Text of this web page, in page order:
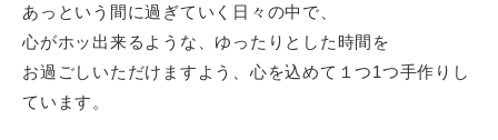
あっという間に過ぎていく日々の中で、
心がホッ出来るような、ゆったりとした時間を
お過ごしいただけますよう、心を込めて１つ1つ手作りし
ています。